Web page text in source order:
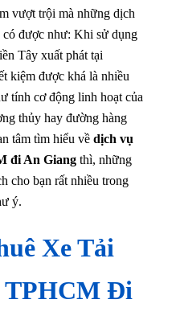
vượt trội mà những dịch
có được như: Khi sử dụng
Tây xuất phát tại
kiệm được khá là nhiều
tính cơ động linh hoạt của
thủy hay đường hàng
tâm tìm hiểu về dịch vụ
đi An Giang thì, những
cho bạn rất nhiều trong
ý.
Xe Tải
TPHCM Đi